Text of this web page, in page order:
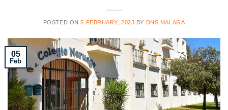
POSTED ON5 FEBRUARY, 2023 BY DNS MALAGA
05
Feb